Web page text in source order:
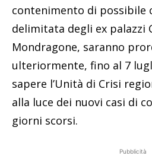
contenimento di possibile
delimitata degli ex palazzi
Mondragone, saranno
ulteriormente, fino al 7
sapere l’Unità di Crisi
alla luce dei nuovi casi di
giorni scorsi.
Pubblicità